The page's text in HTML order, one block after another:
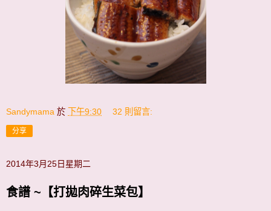
Sandymama 於 下午9:30 32 則留言:
分享
2014年3月25日星期二
食譜 ~【打拋肉碎生菜包】